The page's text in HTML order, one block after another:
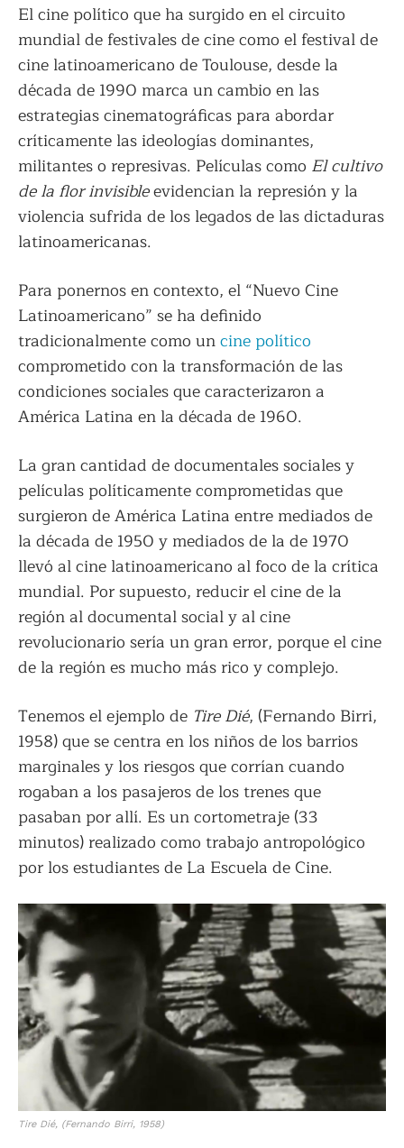
El cine político que ha surgido en el circuito
mundial de festivales de cine como el festival de
cine latinoamericano de Toulouse, desde la
década de 1990 marca un cambio en las
estrategias cinematográficas para abordar
críticamente las ideologías dominantes,
militantes o represivas. Películas como El cultivo
de la flor invisibleevidencian la represión y la
violencia sufrida de los legados de las dictaduras
latinoamericanas.
Para ponernos en contexto, el “Nuevo Cine
Latinoamericano” se ha definido
tradicionalmente como uncine político
comprometido con la transformación de las
condiciones sociales que caracterizaron a
América Latina en la década de 1960.
La gran cantidad de documentales sociales y
películas políticamente comprometidas que
surgieron de América Latina entre mediados de
la década de 1950 y mediados de la de 1970
llevó al cine latinoamericano al foco de la crítica
mundial. Por supuesto, reducir el cine de la
región al documental social y al cine
revolucionario sería un gran error, porque el cine
de la región es mucho más rico y complejo.
Tenemos el ejemplo de Tire Dié, (Fernando Birri,
1958) que se centra en los niños de los barrios
marginales y los riesgos que corrían cuando
rogaban a los pasajeros de los trenes que
pasaban por allí. Es un cortometraje (33
minutos) realizado como trabajo antropológico
por los estudiantes de La Escuela de Cine.
Tire Dié, (Fernando Birri, 1958)